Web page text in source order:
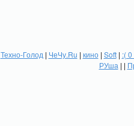
Техно-Голод | ЧеЧу.Ru | кино| Soft| :(
РУша | |